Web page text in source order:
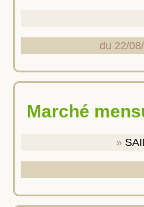
du 22/
Marché